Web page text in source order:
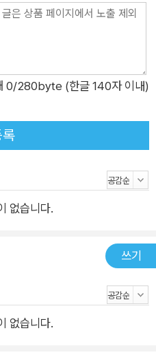
임워크인 텐서플로를 사용하
로 자연어 처리 기술을 활용해
'7장, 한글 자연어
기본적인 지식을 알아보고, 한
다. 8장, 워드투벡을
연어를 처리하는 방식에서 최
자연어처리 방식에 대해 소개
이라는 기술에 대해 자세히 살
익힌다. '4부, 챗봇 서
챗봇에 대한 기본적인 개념을 익
만드는 방법과 직접 딥러닝 기
는 최근 주목받는 챗봇 서비스
0/280byte (한글 140자 이내)
없습니다.
쓰기
없습니다.